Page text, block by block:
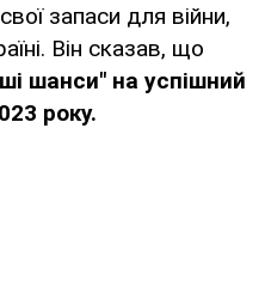
запаси для війни,
Він сказав, що
шанси" на успішний
року.